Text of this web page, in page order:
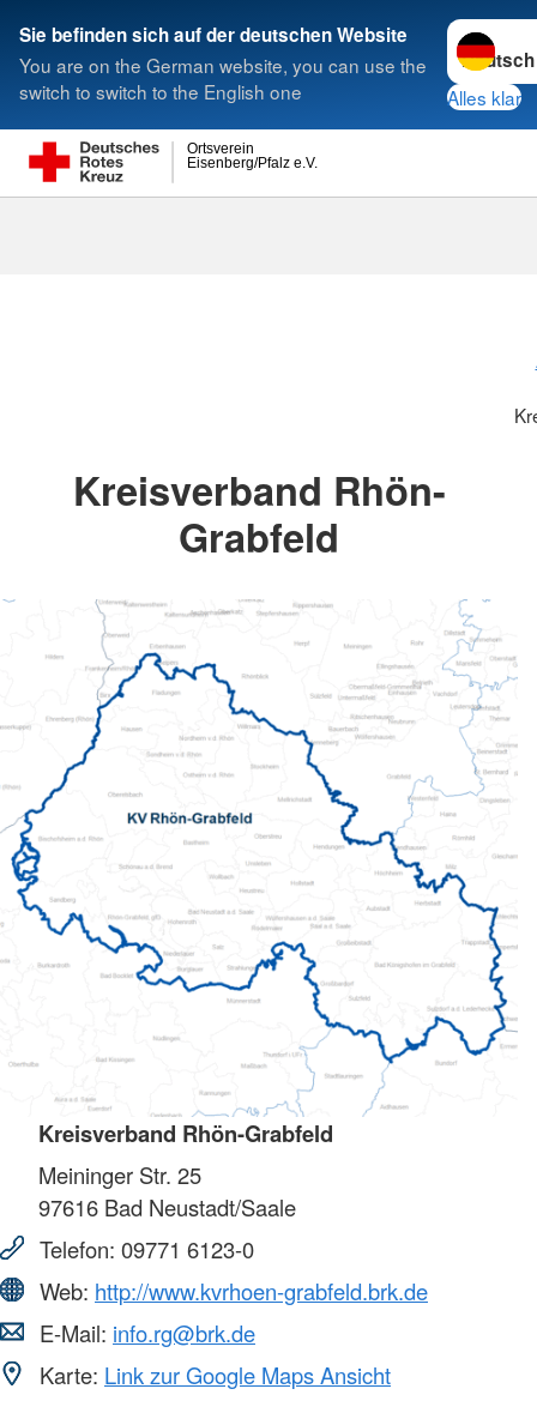
Sie befinden sich auf der deutschen Website
You are on the German website, you can use the
switch to switch to the English one
Sprache
Alles klar
Eisenberg/Pfalz e.V.
Ortsverein
Suche
Kreisverband Rhön-
Grabfeld
Kreisverband Rhön-Grabfeld
Meininger Str. 25
97616 Bad Neustadt/Saale
Telefon: 09771 6123-0
Web: http://www.kvrhoen-grabfeld.brk.de
E-Mail: info.rg@brk.de
Karte: Link zur Google Maps Ansicht